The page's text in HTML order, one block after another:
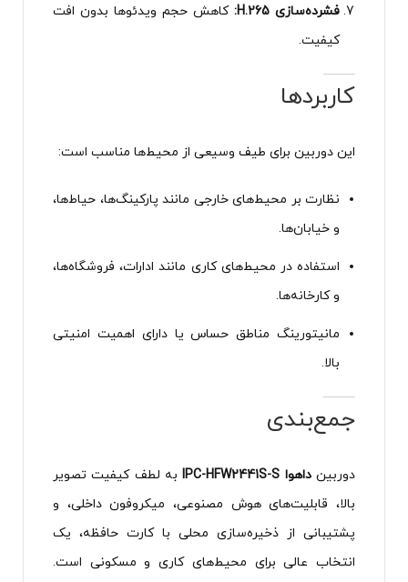
فشرده‌سازی H.265:
کاهش حجم ویدئوها بدون افت
کیفیت.
کاربردها
این دوربین برای طیف وسیعی از محیط‌ها مناسب است:
نظارت بر محیط‌های خارجی مانند پارکینگ‌ها، حیاط‌ها،
و خیابان‌ها.
استفاده در محیط‌های کاری مانند ادارات، فروشگاه‌ها،
و کارخانه‌ها.
مانیتورینگ مناطق حساس یا دارای اهمیت امنیتی
بالا.
جمع‌بندی
دوربینداهوا IPC-HFW2441S-S
به لطف کیفیت تصویر
بالا، قابلیت‌های هوش مصنوعی، میکروفون داخلی، و
پشتیبانی از ذخیره‌سازی محلی با کارت حافظه، یک
انتخاب عالی برای محیط‌های کاری و مسکونی است.